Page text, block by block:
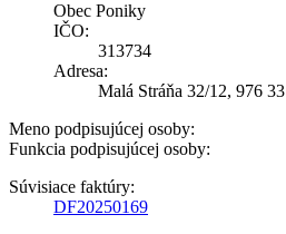
Obec Poniky
IČO:
313734
Adresa:
Malá Stráňa 32/12, 976
Meno podpisujúcej osoby:
Funkcia podpisujúcej osoby:
Súvisiace faktúry:
DF20250169